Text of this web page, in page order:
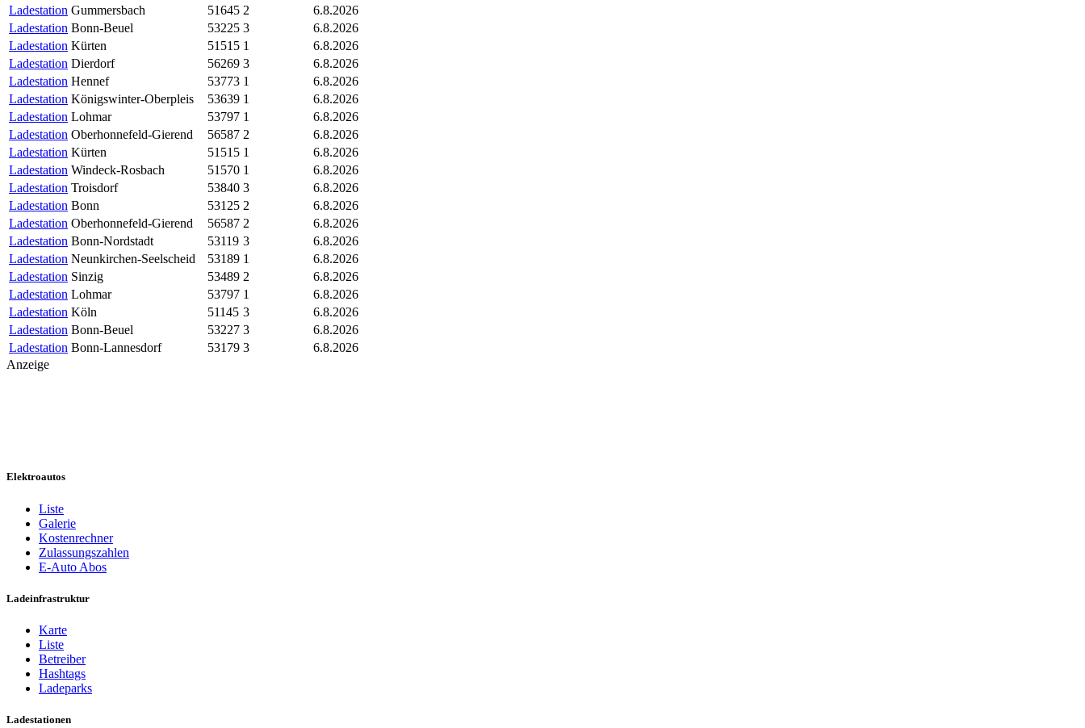
Ladestation Gummersbach 51645 2
6.8.2026
Ladestation Bonn-Beuel 53225 3
6.8.2026
Ladestation Kürten 51515 1
6.8.2026
Ladestation Dierdorf 56269 3
6.8.2026
Ladestation Hennef 53773 1
6.8.2026
Ladestation Königswinter-Oberpleis 53639 1
6.8.2026
Ladestation Lohmar 53797 1
6.8.2026
Ladestation Oberhonnefeld-Gierend 56587 2
6.8.2026
Ladestation Kürten 51515 1
6.8.2026
Ladestation Windeck-Rosbach 51570 1
6.8.2026
Ladestation Troisdorf 53840 3
6.8.2026
Ladestation Bonn 53125 2
6.8.2026
Ladestation Oberhonnefeld-Gierend 56587 2
6.8.2026
Ladestation Bonn-Nordstadt 53119 3
6.8.2026
Ladestation Neunkirchen-Seelscheid 53189 1
6.8.2026
Ladestation Sinzig 53489 2
6.8.2026
Ladestation Lohmar 53797 1
6.8.2026
Ladestation Köln 51145 3
6.8.2026
Ladestation Bonn-Beuel 53227 3
6.8.2026
Ladestation Bonn-Lannesdorf 53179 3
6.8.2026
Anzeige
Elektroautos
Liste
Galerie
Kostenrechner
Zulassungszahlen
E-Auto Abos
Ladeinfrastruktur
Karte
Liste
Betreiber
Hashtags
Ladeparks
Ladestationen